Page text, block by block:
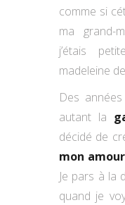
comme si
ma grand-
j’étais
madeleine
Des
autant la
décidé de
mon
Je pars à la
quand je